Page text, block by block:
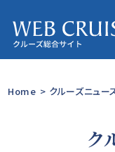
Home > クルーズニュー
ク